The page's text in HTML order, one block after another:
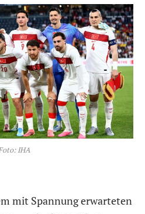
IHA
mit Spannung erwarteten